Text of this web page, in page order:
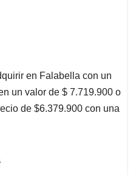
en Falabella con un
un valor de $ 7.719.900 o
de $6.379.900 con una